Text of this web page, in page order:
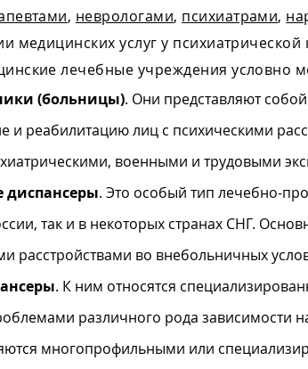
, неврологами, психиатрами,
медицинских услуг у
лечебные учреждения условно
(больницы). Они представляют
и реабилитацию лиц с психическими
военными и трудовыми
диспансеры. Это особый тип лечебно-
так и в некоторых странах СНГ.
расстройствами во внебольничных
. К ним относятся
различного рода зависимости
многопрофильными или